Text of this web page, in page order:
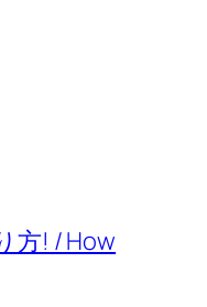
方! / How